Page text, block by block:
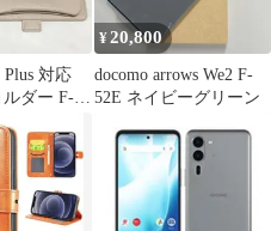
Plus 対応
ダー F-
¥20,800
docomo arrows We2 F-
52E ネイビーグリーン